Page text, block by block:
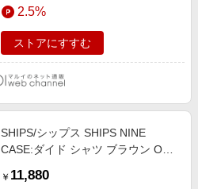
2.5%
ストアにすすむ
SHIPS/シップス SHIPS NINE
CASE:ダイド シャツ ブラウン ONE
￥ 11,880